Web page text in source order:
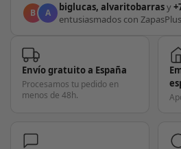
B A biglucas, alvaritobarrasy
entusiasmados con
Envío gratuito a España
Procesamos tu pedido en
menos de 48h.